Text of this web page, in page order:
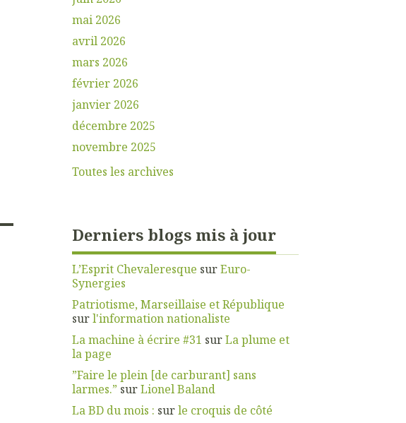
mai 2026
avril 2026
mars 2026
février 2026
janvier 2026
décembre 2025
novembre 2025
Toutes les archives
Derniers blogs mis à jour
L’Esprit Chevaleresque surEuro-
Synergies
Patriotisme, Marseillaise et République
surl'information nationaliste
La machine à écrire #31 surLa plume et
la page
”Faire le plein [de carburant] sans
larmes.”surLionel Baland
La BD du mois : surle croquis de côté